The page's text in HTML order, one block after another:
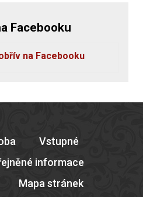
Facebooku
na Facebooku
Vstupné
informace
Mapa stránek